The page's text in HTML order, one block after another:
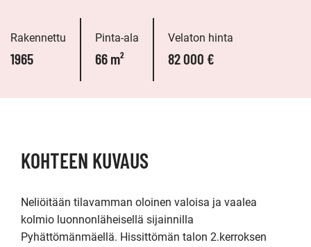
Rakennettu
1965
Pinta-ala
66 m²
Velaton hinta
82 000 €
KOHTEEN KUVAUS
Neliöitään tilavamman oloinen valoisa ja vaalea
kolmio luonnonläheisellä sijainnilla
Pyhättömänmäellä. Hissittömän talon 2.kerroksen